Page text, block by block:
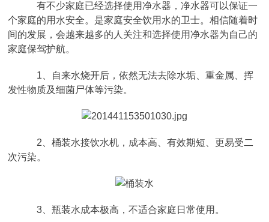
有不少家庭已经选择使用净水器，净水器可以保证一
个家庭的用水安全。是家庭安全饮用水的卫士。相信随着时
间的发展，会越来越多的人关注和选择使用净水器为自己的
家庭保驾护航。
1、自来水烧开后，依然无法去除水垢、重金属、挥
发性物质及细菌尸体等污染。
2、桶装水接饮水机，成本高、有效期短、更易受二
次污染。
3、瓶装水成本极高，不适合家庭日常使用。